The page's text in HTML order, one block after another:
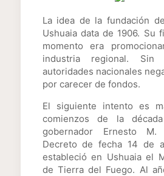
La idea de la fundación
Ushuaia data de 1906. Su
momento era
industria regional. Sin
autoridades nacionales
por carecer de fondos.
El siguiente intento es
comienzos de la
gobernador Ernesto M.
Decreto de fecha 14 de
estableció en Ushuaia el
de Tierra del Fuego. Al